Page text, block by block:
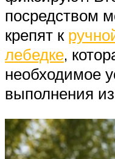
посредством
крепят к
лебедке,
необходимое
выполнения